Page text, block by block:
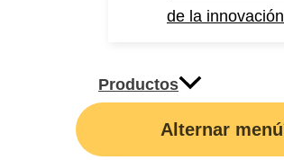
de la innovación
Productos
Alternar menú